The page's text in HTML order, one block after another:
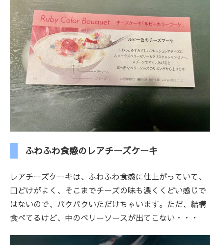
ふわふわ食感のレアチーズケーキ
レアチーズケーキは、ふわふわ食感に仕上がっていて、
口どけがよく、そこまでチーズの味も濃くくどい感じで
はないので、パクパクいただけちゃいます。ただ、結構
食べてるけど、中のベリーソースが出てこない・・・